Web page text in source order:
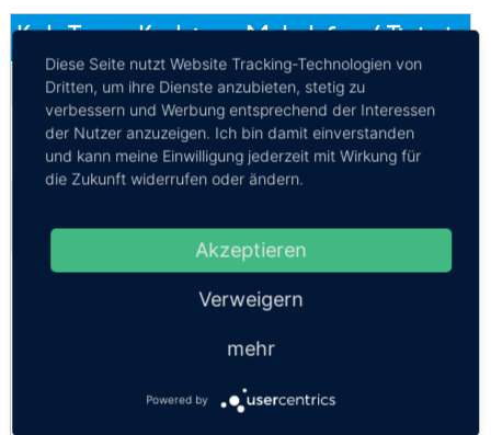
Koh Tao - Krabi Mehr Infos / Tickets
Bus Koh Tao - Krabi Kosten:EUR 34.02
Express
09:30
Kosten:EUR 32.71–36.64 Dauer:6h – 12h
Speedboat + Express Bus
Diese Seite nutzt Website Tracking-Technologien von
Dritten, um ihre Dienste anzubieten, stetig zu
verbessern und Werbung entsprechend der Interessen
der Nutzer anzuzeigen. Ich bin damit einverstanden
und kann meine Einwilligung jederzeit mit Wirkung für
die Zukunft widerrufen oder ändern.
Akzeptieren
Verweigern
mehr
Powered by